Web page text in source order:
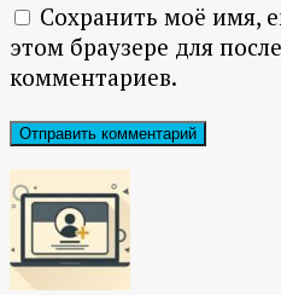
Сохранить моё имя,
этом браузере для
комментариев.